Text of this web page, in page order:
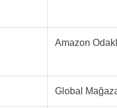
Amazon
Global